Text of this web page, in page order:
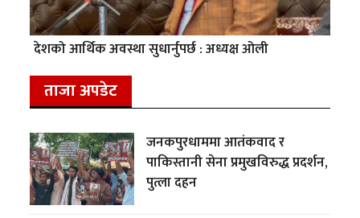
देशको आर्थिक अवस्था सुधार्नुपर्छ : अध्यक्ष ओली
ताजा अपडेट
जनकपुरधाममा आतंकवाद र
पाकिस्तानी सेना प्रमुखविरुद्ध प्रदर्शन,
पुत्ला दहन